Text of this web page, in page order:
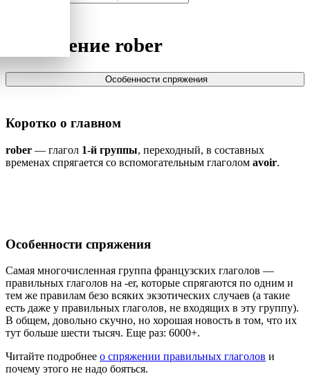
Спряжение rober
Особенности спряжения
Коротко о главном
rober — глагол 1-й группы, переходный, в составных
временах спрягается со вспомогательным глаголом avoir.
Особенности спряжения
Самая многочисленная группа французских глаголов —
правильных глаголов на -er, которые спрягаются по одним и
тем же правилам безо всяких экзотических случаев (а такие
есть даже у правильных глаголов, не входящих в эту группу).
В общем, довольно скучно, но хорошая новость в том, что их
тут больше шести тысяч. Еще раз: 6000+.
Читайте подробнее о спряжении правильных глаголов и
почему этого не надо бояться.